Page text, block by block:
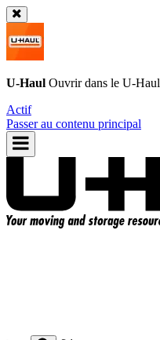
U-Haul Ouvrir dans le U-Haul
Actif
Passer au contenu principal